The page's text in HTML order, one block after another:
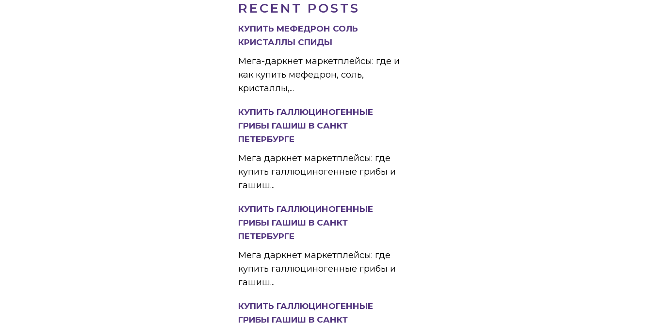
RECENT POSTS
КУПИТЬ МЕФЕДРОН СОЛЬ
КРИСТАЛЛЫ СПИДЫ
Мега-даркнет маркетплейсы: где и
как купить мефедрон, соль,
кристаллы,...
КУПИТЬ ГАЛЛЮЦИНОГЕННЫЕ
ГРИБЫ ГАШИШ В САНКТ
ПЕТЕРБУРГЕ
Мега даркнет маркетплейсы: где
купить галлюциногенные грибы и
гашиш...
КУПИТЬ ГАЛЛЮЦИНОГЕННЫЕ
ГРИБЫ ГАШИШ В САНКТ
ПЕТЕРБУРГЕ
Мега даркнет маркетплейсы: где
купить галлюциногенные грибы и
гашиш...
КУПИТЬ ГАЛЛЮЦИНОГЕННЫЕ
ГРИБЫ ГАШИШ В САНКТ